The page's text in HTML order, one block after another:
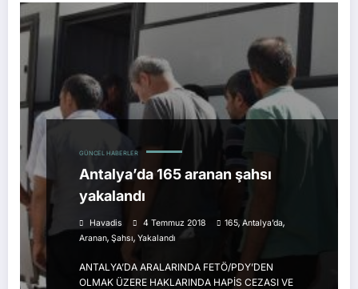
GÜNCEL HABERLER
Antalya’da 165 aranan şahsı
yakalandı
Havadis 4 Temmuz 2018 165, Antalya’da,
Aranan, Şahsı, Yakalandı
ANTALYA’DA ARALARINDA FETÖ/PDY’DEN
OLMAK ÜZERE HAKLARINDA HAPİS CEZASI VE